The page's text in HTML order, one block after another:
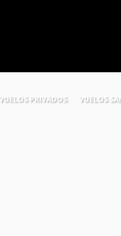
VUELOS PRIVADOS VUELOS